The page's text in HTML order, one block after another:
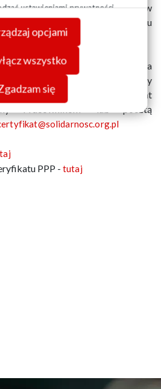
ustawieniami prywatności
informacji o przetwarzaniu
prywatności.
opcjami
wszystko
się
certyfikat w przypadku, gdy w
pracownicze i zasady dialogu
przesyłać do 15 października
NSZZ Solidarność, Wały
Gdańsk, z dopiskiem: Certyfikat
Pracownikom” lub pocztą
PPP - tutaj